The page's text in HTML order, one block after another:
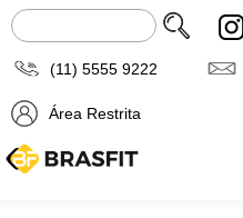
(11) 5555 9222
Área Restrita